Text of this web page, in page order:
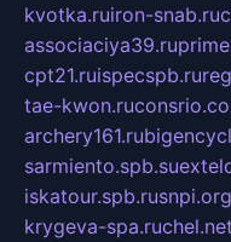
kvotka.ruiron-snab.ru
associaciya39.ru
cpt21.ruispecspb.ru
tae-kwon.ru
archery161.ru
sarmiento.spb.su
iskatour.spb.ru
krygeva-spa.ru